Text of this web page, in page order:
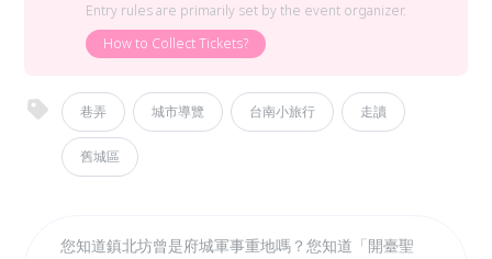
Entry rules are primarily set by the event organizer.
How to Collect Tickets?
巷弄 城市導覽 台南小旅行 走讀
舊城區
您知道鎮北坊曾是府城軍事重地嗎？您知道「開臺聖